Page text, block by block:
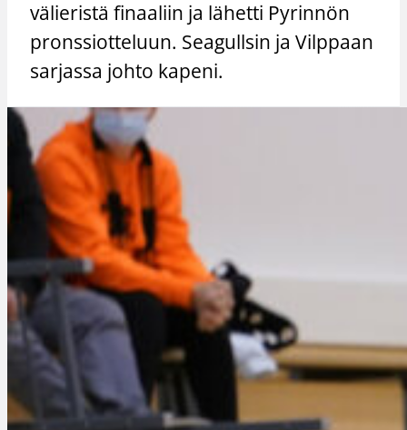
välieristä finaaliin ja lähetti Pyrinnön
pronssiotteluun. Seagullsin ja Vilppaan
sarjassa johto kapeni.